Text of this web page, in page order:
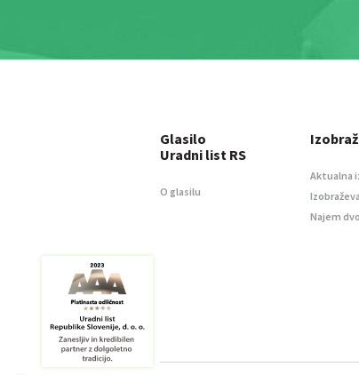
Glasilo
Uradni list RS
O glasilu
Aktualna
Najem